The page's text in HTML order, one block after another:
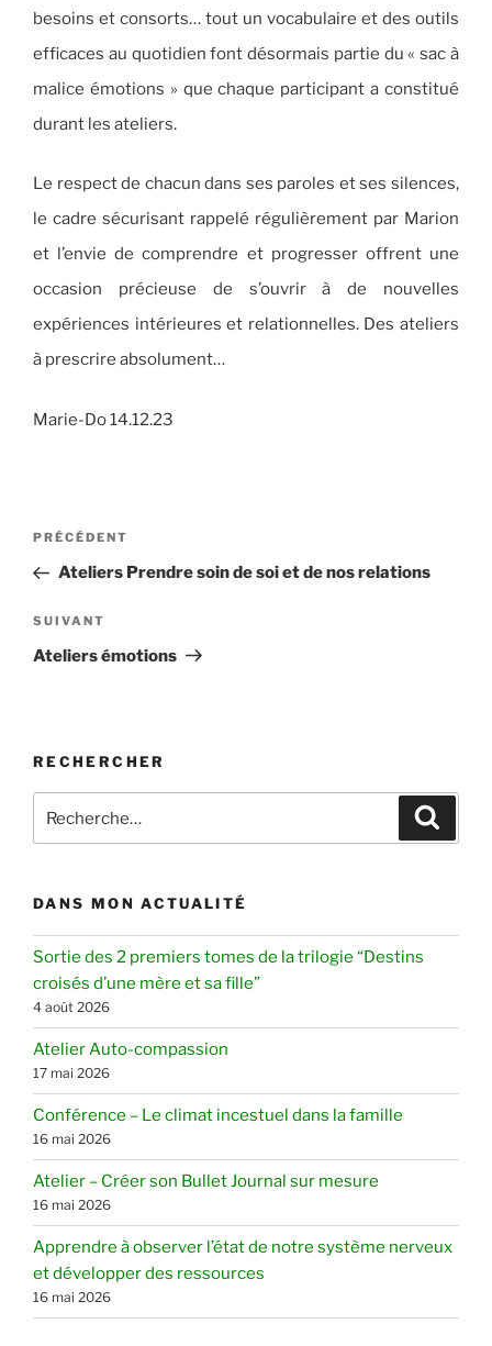
besoins et consorts… tout un vocabulaire et des outils
efficaces au quotidien font désormais partie du « sac à
malice émotions » que chaque participant a constitué
durant les ateliers.
Le respect de chacun dans ses paroles et ses silences,
le cadre sécurisant rappelé régulièrement par Marion
et l’envie de comprendre et progresser offrent une
occasion précieuse de s’ouvrir à de nouvelles
expériences intérieures et relationnelles. Des ateliers
à prescrire absolument…
Marie-Do 14.12.23
Navigation
l’article
Article
précédent
PRÉCÉDENT
Ateliers Prendre soin de soi et de nos relations
Article
suivant
SUIVANT
Ateliers émotions
RECHERCHER
pour
DANS MON ACTUALITÉ
Sortie des 2 premiers tomes de la trilogie “Destins
croisés d’une mère et sa fille”
4 août 2026
Atelier Auto-compassion
17 mai 2026
Conférence – Le climat incestuel dans la famille
16 mai 2026
Atelier – Créer son Bullet Journal sur mesure
16 mai 2026
Apprendre à observer l’état de notre système nerveux
et développer des ressources
16 mai 2026